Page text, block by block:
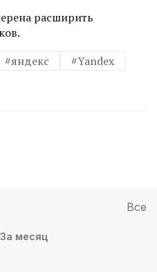
расширить
#яндекс
#Yandex
Все
За месяц